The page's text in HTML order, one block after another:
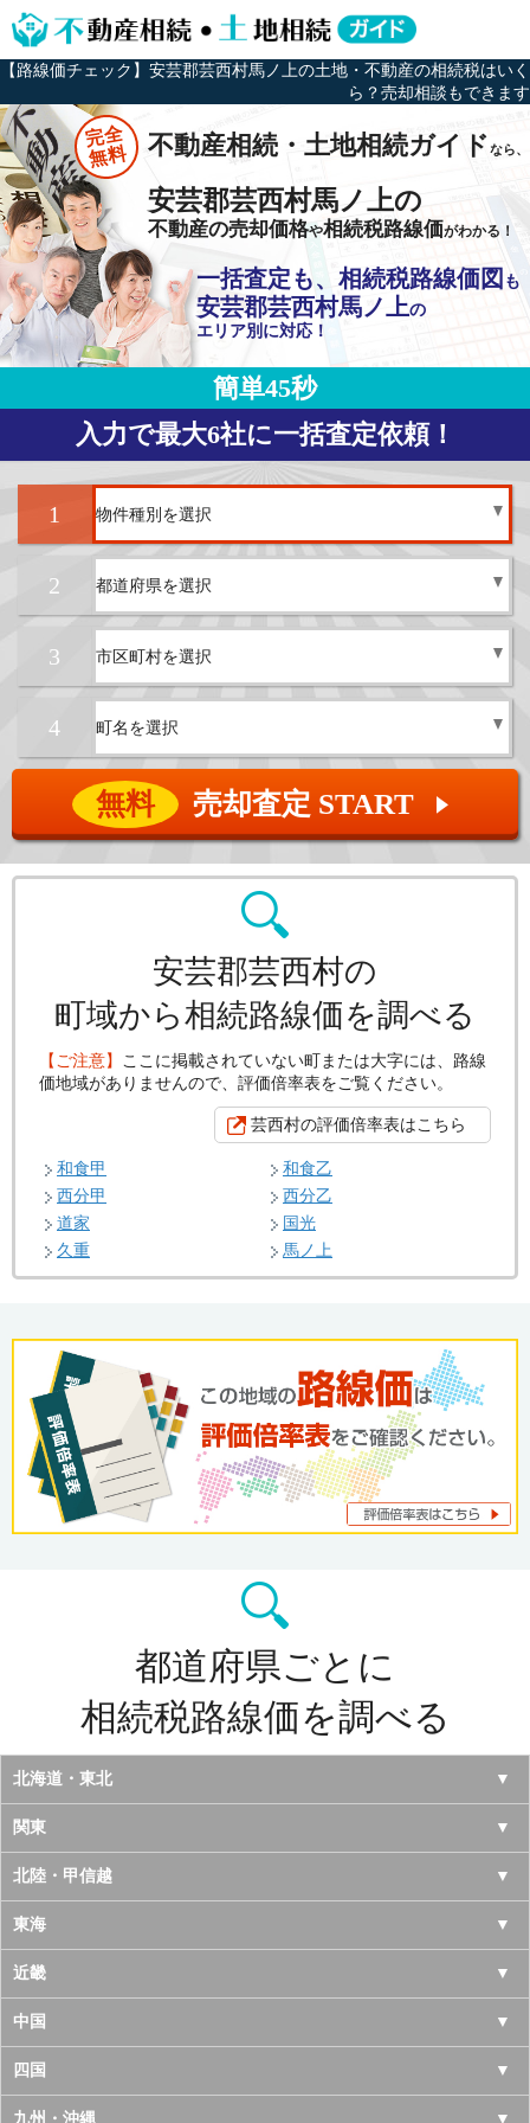
【路線価チェック】安芸郡芸西村馬ノ上の土地・不動産の相続税はいく
ら？売却相談もできます
完全
無料 不動産相続・土地相続ガイドなら、
安芸郡芸西村馬ノ上の
不動産の売却価格や相続税路線価がわかる！
一括査定も、相続税路線価図 も
安芸郡芸西村馬ノ上の
エリア別に対応！
簡単45秒
入力で最大6社に一括査定依頼！
1
2
3
4
無料 売却査定 START ▲
安芸郡芸西村の
町域から相続路線価を調べる
【ご注意】 ここに掲載されていない町または大字には、路線
価地域がありませんので、評価倍率表をご覧ください。
芸西村の評価倍率表はこちら
和食甲
和食乙
西分甲
西分乙
道家
国光
久重
馬ノ上
都道府県ごとに
相続税路線価を調べる
北海道・東北
北海道
青森県
岩手県
宮城県
秋田県
山形県
福島県
関東
東京都
神奈川県
千葉県
埼玉県
茨城県
栃木県
北陸・甲信越
山梨県
長野県
新潟県
富山県
石川県
東海
愛知県
岐阜県
三重県
静岡県
近畿
大阪府
京都府
兵庫県
中国
鳥取県
島根県
四国
徳島県
九州・沖縄